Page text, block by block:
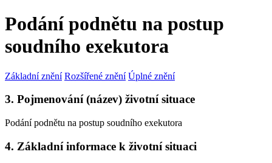
Podání podnětu na postup
soudního exekutora
Základní znění Rozšířené znění Úplné znění
3. Pojmenování (název) životní situace
Podání podnětu na postup soudního exekutora
4. Základní informace k životní situaci